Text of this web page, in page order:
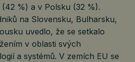
%) a v Polsku (32 %).
na Slovensku, Bulharsku,
uvedlo, že se setkalo
v oblasti svých
a systémů. V zemích EU se